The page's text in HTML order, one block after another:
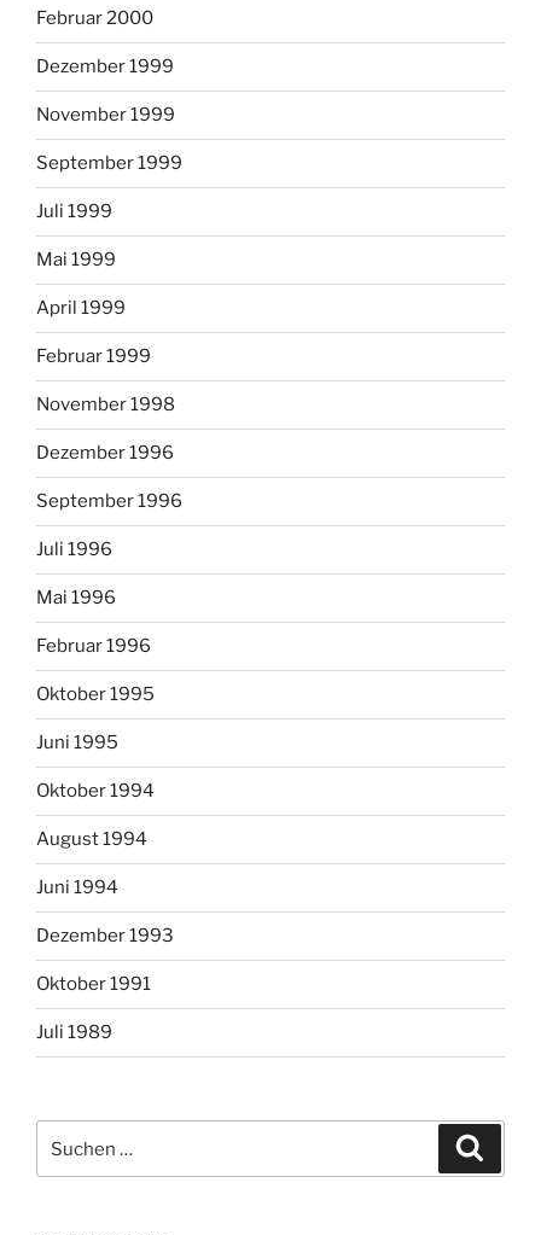
Februar 2000
Dezember 1999
November 1999
September 1999
Juli 1999
Mai 1999
April 1999
Februar 1999
November 1998
Dezember 1996
September 1996
Juli 1996
Mai 1996
Februar 1996
Oktober 1995
Juni 1995
Oktober 1994
August 1994
Juni 1994
Dezember 1993
Oktober 1991
Juli 1989
nach: